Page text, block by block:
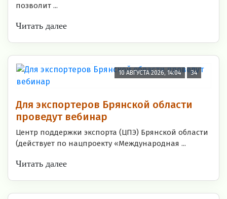
позволит ...
Читать далее
10 АВГУСТА 2026, 14:04 34
Для экспортеров Брянской области
проведут вебинар
Центр поддержки экспорта (ЦПЭ) Брянской области
(действует по нацпроекту «Международная ...
Читать далее